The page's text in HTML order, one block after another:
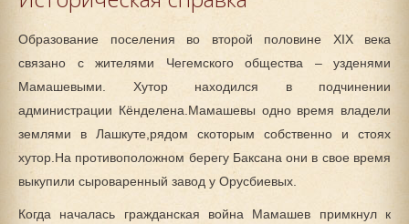
Образование поселения во второй половине XIX века
связано с жителями Чегемского общества – узденями
Мамашевыми. Хутор находился в подчинении
администрации Кёнделена.Мамашевы одно время владели
землями в Лашкуте,рядом скоторым собственно и стоях
хутор.На противоположном берегу Баксана они в свое время
выкупили сыроваренный завод у Орусбиевых.
Когда началась гражданская война Мамашев примкнул к